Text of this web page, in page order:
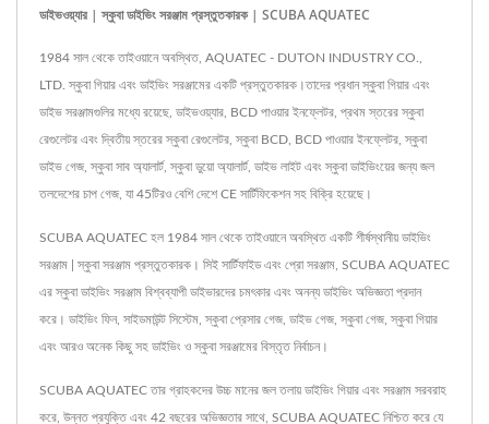
ডাইভওয়্যার | স্কুবা ডাইভিং সরঞ্জাম প্রস্তুতকারক | SCUBA AQUATEC
1984 সাল থেকে তাইওয়ানে অবস্থিত, AQUATEC - DUTON INDUSTRY CO.,
LTD. স্কুবা গিয়ার এবং ডাইভিং সরঞ্জামের একটি প্রস্তুতকারক।তাদের প্রধান স্কুবা গিয়ার এবং
ডাইভ সরঞ্জামগুলির মধ্যে রয়েছে, ডাইভওয়্যার, BCD পাওয়ার ইনফ্লেটর, প্রথম স্তরের স্কুবা
রেগুলেটর এবং দ্বিতীয় স্তরের স্কুবা রেগুলেটর, স্কুবা BCD, BCD পাওয়ার ইনফ্লেটর, স্কুবা
ডাইভ গেজ, স্কুবা সাব অ্যালার্ট, স্কুবা ডুয়ো অ্যালার্ট, ডাইভ লাইট এবং স্কুবা ডাইভিংয়ের জন্য জল
তলদেশের চাপ গেজ, যা 45টিরও বেশি দেশে CE সার্টিফিকেশন সহ বিক্রি হয়েছে।
SCUBA AQUATEC হল 1984 সাল থেকে তাইওয়ানে অবস্থিত একটি শীর্ষস্থানীয় ডাইভিং
সরঞ্জাম | স্কুবা সরঞ্জাম প্রস্তুতকারক। সিই সার্টিফাইড এবং প্রো সরঞ্জাম, SCUBA AQUATEC
এর স্কুবা ডাইভিং সরঞ্জাম বিশ্বব্যাপী ডাইভারদের চমৎকার এবং অনন্য ডাইভিং অভিজ্ঞতা প্রদান
করে। ডাইভিং ফিন, সাইডমাউন্ট সিস্টেম, স্কুবা প্রেসার গেজ, ডাইভ গেজ, স্কুবা গেজ, স্কুবা গিয়ার
এবং আরও অনেক কিছু সহ ডাইভিং ও স্কুবা সরঞ্জামের বিস্তৃত নির্বাচন।
SCUBA AQUATEC তার গ্রাহকদের উচ্চ মানের জল তলায় ডাইভিং গিয়ার এবং সরঞ্জাম সরবরাহ
করে, উন্নত প্রযুক্তি এবং 42 বছরের অভিজ্ঞতার সাথে, SCUBA AQUATEC নিশ্চিত করে যে